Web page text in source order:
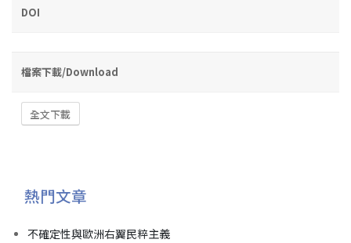
DOI
檔案下載/Download
全文下載
熱門文章
不確定性與歐洲右翼民粹主義